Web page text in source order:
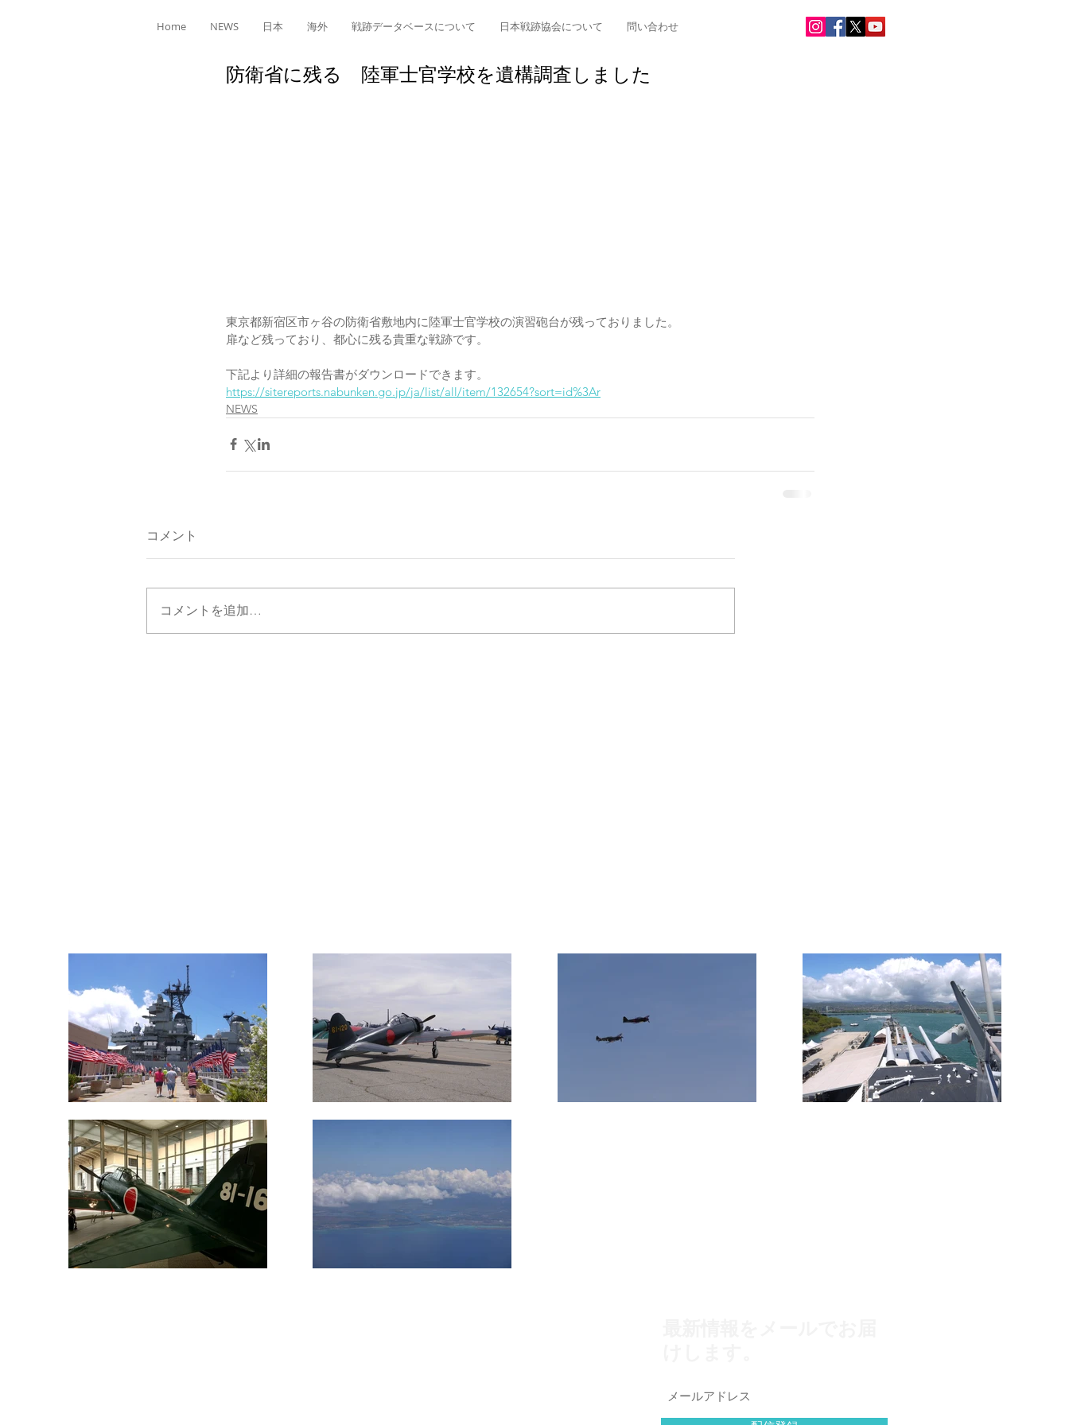
Home NEWS 日本 海外 戦跡データベースについて 日本戦跡協会について 問い合わせ
防衛省に残る 陸軍士官学校を遺構調査しました
東京都新宿区市ヶ谷の防衛省敷地内に陸軍士官学校の演習砲台が残っておりました。
扉など残っており、都心に残る貴重な戦跡です。
下記より詳細の報告書がダウンロードできます。
https://sitereports.nabunken.go.jp/ja/list/all/item/132654?sort=id%3Ar
NEWS
コメント
コメントを追加…